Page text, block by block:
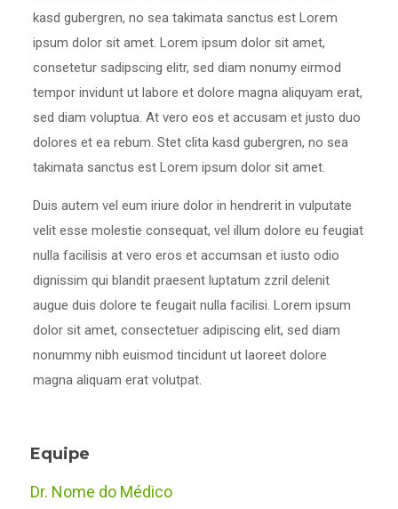
kasd gubergren, no sea takimata sanctus est Lorem
ipsum dolor sit amet. Lorem ipsum dolor sit amet,
consetetur sadipscing elitr, sed diam nonumy eirmod
tempor invidunt ut labore et dolore magna aliquyam erat,
sed diam voluptua. At vero eos et accusam et justo duo
dolores et ea rebum. Stet clita kasd gubergren, no sea
takimata sanctus est Lorem ipsum dolor sit amet.
Duis autem vel eum iriure dolor in hendrerit in vulputate
velit esse molestie consequat, vel illum dolore eu feugiat
nulla facilisis at vero eros et accumsan et iusto odio
dignissim qui blandit praesent luptatum zzril delenit
augue duis dolore te feugait nulla facilisi. Lorem ipsum
dolor sit amet, consectetuer adipiscing elit, sed diam
nonummy nibh euismod tincidunt ut laoreet dolore
magna aliquam erat volutpat.
Equipe
Dr. Nome do Médico